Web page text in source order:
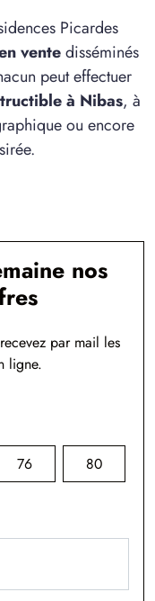
Picardes
ventedisséminés
peut effectuer
à Nibas, à
ou encore
nos
par mail les
ligne.
76 80